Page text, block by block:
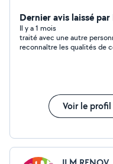
Dernier avis laissé
Il y a 1 mois
traité avec une autre
reconnaître les qualités de
Voir le profil